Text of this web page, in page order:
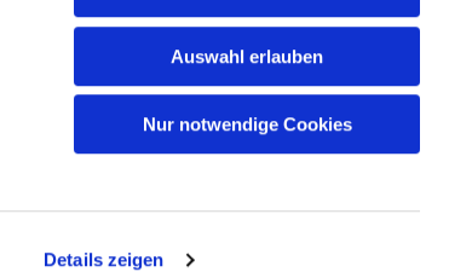
Details zeigen
Auswahl erlauben
Nur notwendige Cookies
pfarramt@sankt-otto.de